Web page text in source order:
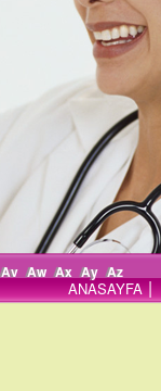
Av Aw Ax Ay Az
ANASAYFA |